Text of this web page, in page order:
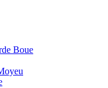
Boue